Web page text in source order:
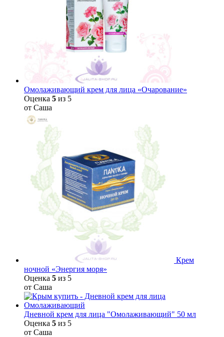
Омолаживающий крем для лица «Очарование»
Оценка 5 из 5
от Саша
Крем
ночной «Энергия моря»
Оценка 5 из 5
от Саша
Дневной крем для лица "Омолаживающий" 50 мл
Оценка 5 из 5
от Саша